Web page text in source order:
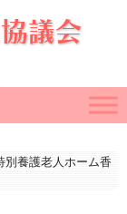
別養護老人ホーム香